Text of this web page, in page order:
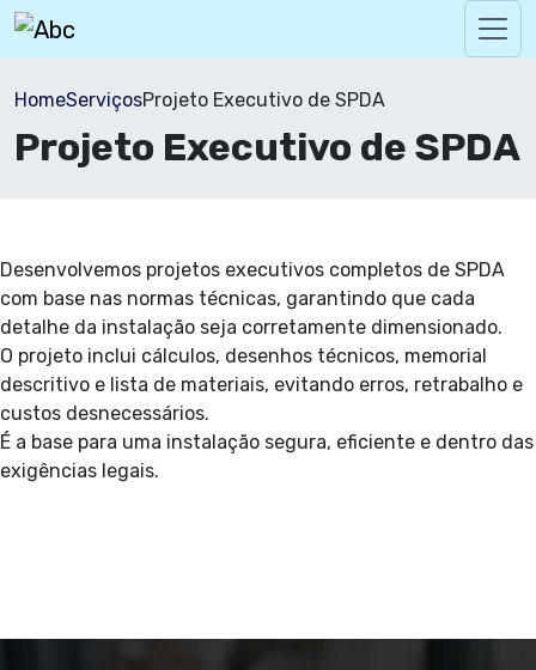
HomeServiçosProjeto Executivo de SPDA
Projeto Executivo de SPDA
Desenvolvemos projetos executivos completos de SPDA
com base nas normas técnicas, garantindo que cada
detalhe da instalação seja corretamente dimensionado.
O projeto inclui cálculos, desenhos técnicos, memorial
descritivo e lista de materiais, evitando erros, retrabalho e
custos desnecessários.
É a base para uma instalação segura, eficiente e dentro das
exigências legais.